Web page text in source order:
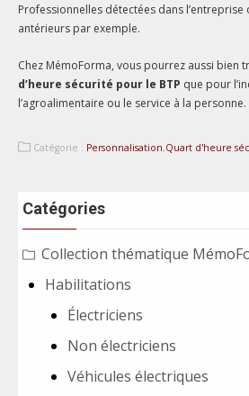
Professionnelles détectées dans l’entreprise
antérieurs par exemple.
Chez MémoForma, vous pourrez aussi bien
d’heure sécurité pour le BTP que pour
l’agroalimentaire ou le service à la personne.
Catégorie : Personnalisation,Quart d'heure
Catégories
Collection thématique
Habilitations
Électriciens
Non électriciens
Véhicules électriques